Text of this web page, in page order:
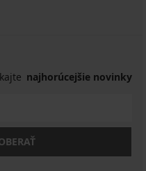
najhorúcejšie novinky